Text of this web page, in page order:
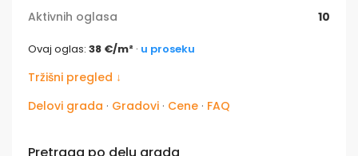
Aktivnih oglasa
10
Ovaj oglas: 38 €/m² · u proseku
Tržišni pregled ↓
Delovi grada · Gradovi · Cene · FAQ